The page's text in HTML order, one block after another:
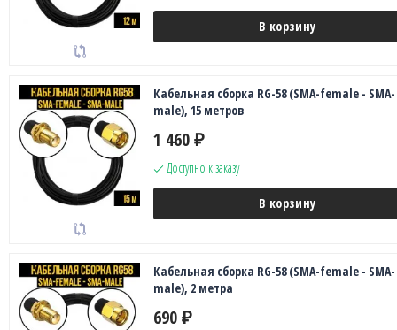
В корзину
Кабельная сборка RG-58 (SMA-female - SMA-
male), 15 метров
1 460 ₽
Доступно к заказу
В корзину
Кабельная сборка RG-58 (SMA-female - SMA-
male), 2 метра
690 ₽